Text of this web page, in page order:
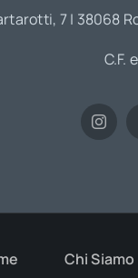
7 | 38068
C.F.
Chi Siamo